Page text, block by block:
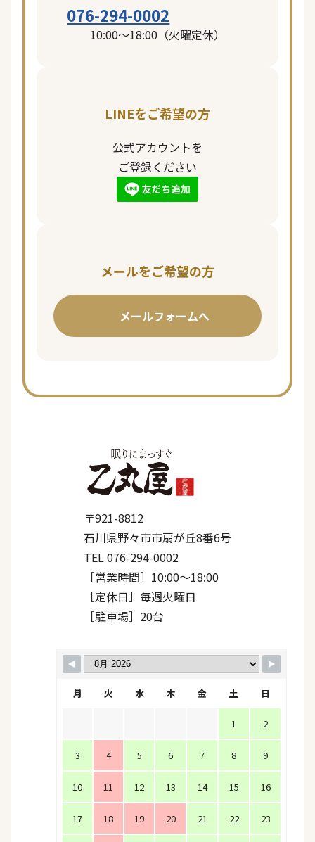
076-294-0002
10:00〜18:00（火曜定休）
LINEをご希望の方
公式アカウントを
ご登録ください
メールをご希望の方
メールフォームへ
〒921-8812
石川県野々市市扇が丘8番6号
TEL 076-294-0002
［営業時間］10:00〜18:00
［定休日］毎週火曜日
［駐車場］20台
月 火 水 木 金 土 日
1 2
3 4 5 6 7 8 9
10 11 12 13 14 15 16
17 18 19 20 21 22 23